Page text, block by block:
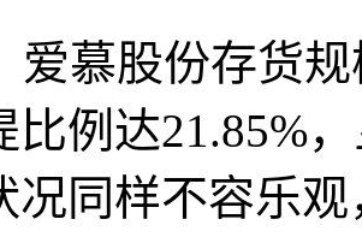
爱慕股份存货
比例达21.85%
况同样不容乐